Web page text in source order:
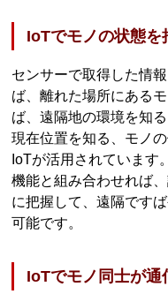
IoTでモノの状態を
センサーで取得した情
ば、離れた場所にある
ば、遠隔地の環境を知
現在位置を知る、モノ
IoTが活用されています
機能と組み合わせれば
に把握して、遠隔です
可能です。
IoTでモノ同士が通